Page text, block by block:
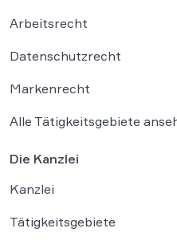
Arbeitsrecht
Datenschutzrecht
Markenrecht
Alle Tätigkeitsgebiete
Die Kanzlei
Kanzlei
Tätigkeitsgebiete